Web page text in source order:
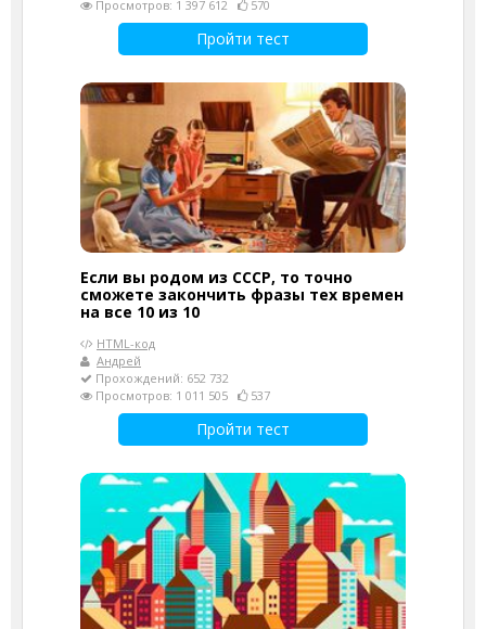
Просмотров: 1 397 612 570
Пройти тест
Если вы родом из СССР, то точно
сможете закончить фразы тех времен
на все 10 из 10
HTML-код
Андрей
Прохождений: 652 732
Просмотров: 1 011 505
537
Пройти тест